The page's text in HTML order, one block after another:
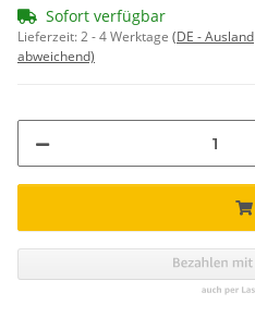
Sofort verfügbar
Lieferzeit:2 - 4 Werktage (DE - Ausland
abweichend)